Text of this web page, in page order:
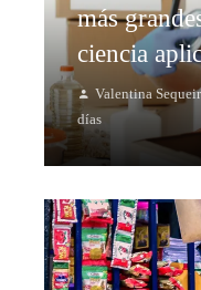
más
ciencia
Valentina
días